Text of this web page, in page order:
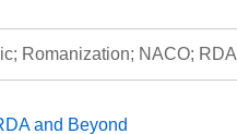
Romanization; NACO; RDA
and Beyond